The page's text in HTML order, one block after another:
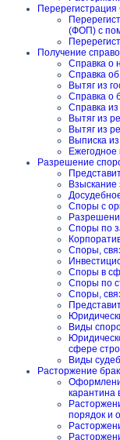
(ФОП) с
Получение
Справка о
Справка об
Вытяг из
Справка о
Справка
Вытяг из
Вытяг из
Выписка
Ежегодное
Разрешение
Взыскание
Споры с
Споры по
Споры,
Споры в
Споры по
Споры,
Виды
сфере
Виды
Расторжение
карантина
порядок и